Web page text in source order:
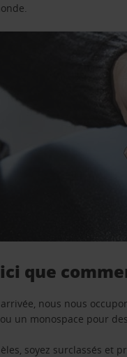
ici que
nous nous
ou un monospace pour
soyez surclassés et